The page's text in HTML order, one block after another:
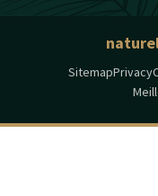
SitemapPrivacy